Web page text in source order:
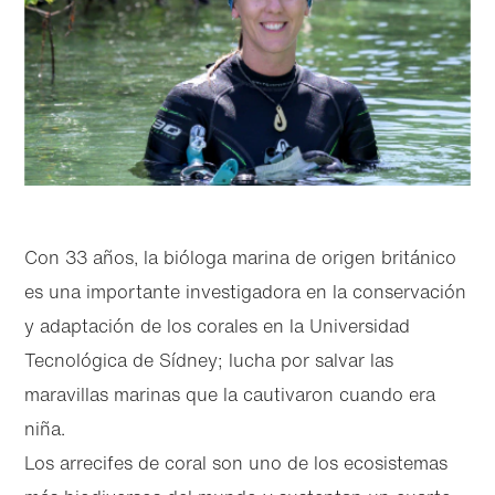
Con 33 años, la bióloga marina de origen británico
es una importante investigadora en la conservación
y adaptación de los corales en la Universidad
Tecnológica de Sídney; lucha por salvar las
maravillas marinas que la cautivaron cuando era
niña.
Los arrecifes de coral son uno de los ecosistemas